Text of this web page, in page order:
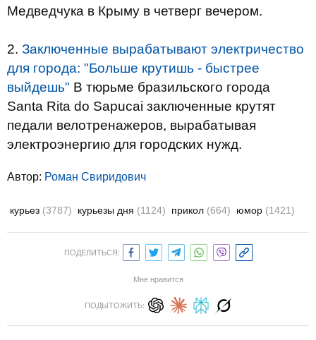
Медведчука в Крыму в четверг вечером.
2. Заключенные вырабатывают электричество
для города: "Больше крутишь - быстрее
выйдешь" В тюрьме бразильского города
Santa Rita do Sapucai заключенные крутят
педали велотренажеров, вырабатывая
электроэнергию для городских нужд.
Автор: Роман Свиридович
курьез (3787) курьезы дня (1124) прикол (664) юмор (1421)
ПОДЕЛИТЬСЯ:
Мне нравится
ПОДЫТОЖИТЬ: